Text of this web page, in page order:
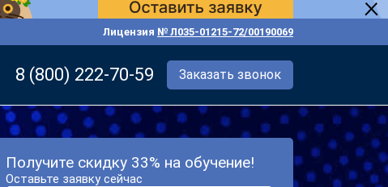
Лицензия № Л035-01215-72/00190069
8 (800) 222-70-59 Заказать звонок
Получите скидку 33% на обучение!
Оставьте заявку сейчас